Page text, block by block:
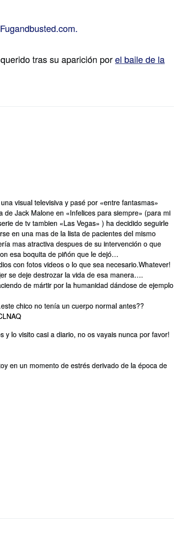
tras su aparición porel baile de la
visual televisiva y pasé por «entre fantasmas»
Jack Malone en «Infelices para siempre» (para mi
de tv tambien «Las Vegas» ) ha decidido seguirle
en una mas de la lista de pacientes del mismo
mas atractiva despues de su intervención o que
esa boquita de piñón que le dejó…
con fotos videos o lo que sea necesario.Whatever!
se deje destrozar la vida de esa manera….
de mártir por la humanidad dándose de ejemplo
chico no tení­a un cuerpo normal antes??
y lo visito casi a diario, no os vayais nunca por favor!
en un momento de estrés derivado de la época de